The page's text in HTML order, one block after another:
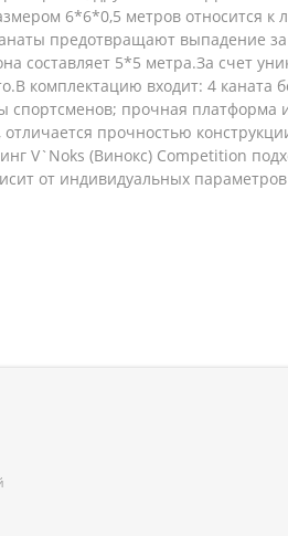
6*6*0,5 метров относится к
предотвращают выпадение
составляет 5*5 метра.За счет
комплектацию входит: 4 каната
прочная платформа
прочностью
V`Noks (Винокс) Competition
от индивидуальных параметров